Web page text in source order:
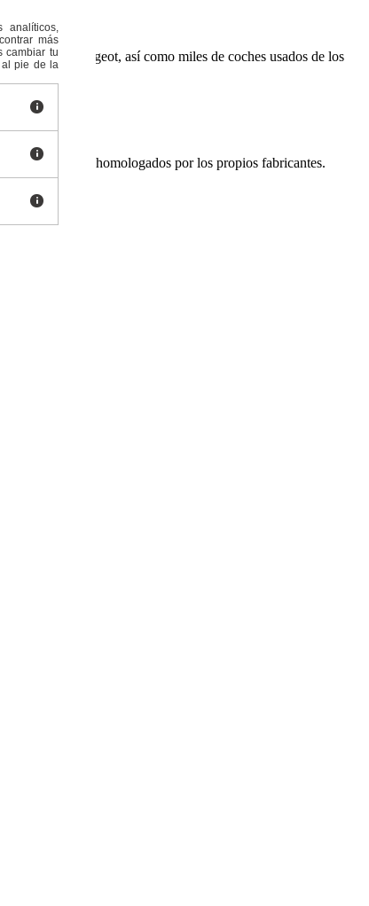
Lancia y Peugeot, así como miles de coches usados ​​de los
técnicos homologados por los propios fabricantes.
analíticos,
más
cambiar tu
al pie de la